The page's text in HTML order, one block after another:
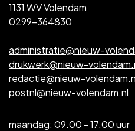
1131 WV Volendam
0299-364830
administratie@nieuw-
drukwerk@nieuw-
redactie@nieuw-
postnl@nieuw-volendam.nl
maandag: 09.00 - 17.00 uur